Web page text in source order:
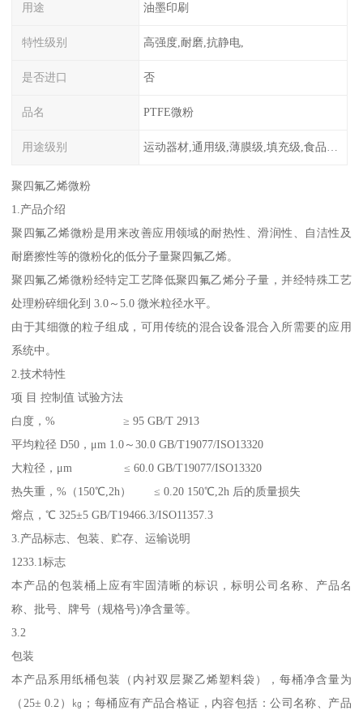
用途 油墨印刷
特性级别 高强度,耐磨,抗静电,
是否进口 否
品名 PTFE微粉
用途级别
聚四氟乙烯微粉
1.产品介绍
聚四氟乙烯微粉是用来改善应用领域的耐热性、滑润性、自洁性及
耐磨擦性等的微粉化的低分子量聚四氟乙烯。
聚四氟乙烯微粉经特定工艺降低聚四氟乙烯分子量，并经特殊工艺
处理粉碎细化到 3.0～5.0 微米粒径水平。
由于其细微的粒子组成，可用传统的混合设备混合入所需要的应用
系统中。
2.技术特性
项 目 控制值 试验方法
白度，% ≥ 95 GB/T 2913
平均粒径 D50，μm 1.0～30.0 GB/T19077/ISO13320
大粒径，μm ≤ 60.0 GB/T19077/ISO13320
热失重，%（150℃,2h） ≤ 0.20 150℃,2h 后的质量损失
熔点，℃ 325±5 GB/T19466.3/ISO11357.3
3.产品标志、包装、贮存、运输说明
1233.1标志
本产品的包装桶上应有牢固清晰的标识，标明公司名称、产品名
称、批号、牌号（规格号)净含量等。
3.2
包装
本产品系用纸桶包装（内衬双层聚乙烯塑料袋），每桶净含量为
（25± 0.2）㎏；每桶应有产品合格证，内容包括：公司名称、产品